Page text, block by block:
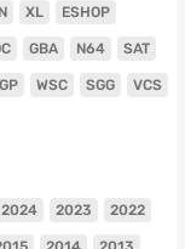
XL ESHOP
GBA N64 SAT
WSC SGG VCS
2024 2023 2022